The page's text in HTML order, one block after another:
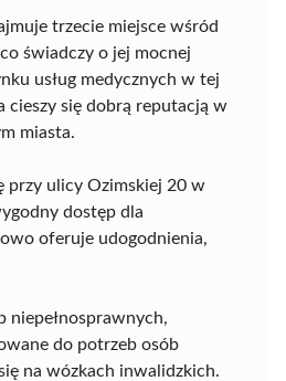
trzecie miejsce wśród
świadczy o jej mocnej
usług medycznych w tej
cieszy się dobrą reputacją w
miasta.
przy ulicy Ozimskiej 20 w
dostęp dla
oferuje udogodnienia,
niepełnosprawnych,
do potrzeb osób
na wózkach inwalidzkich.